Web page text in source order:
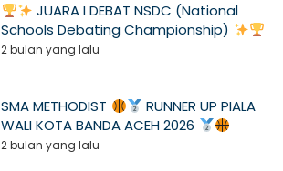
JUARA I DEBAT NSDC (National
Schools Debating Championship)
2 bulan yang lalu
SMA METHODIST
RUNNER UP PIALA
WALI KOTA BANDA ACEH 2026
2 bulan yang lalu